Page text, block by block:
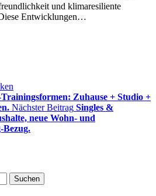
und klimaresiliente
Entwicklungen…
Zuhause + Studio +
Nächster Beitrag Singles &
neue Wohn- und
Bezug.